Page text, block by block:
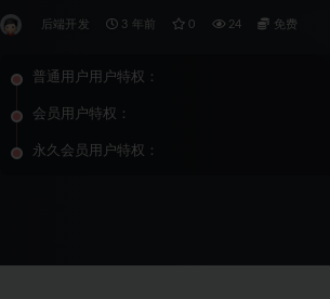
后端开发 3 年前 0 24 免费
普通用户用户特权：
会员用户特权：
永久会员用户特权：